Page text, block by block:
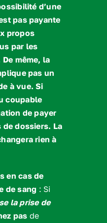
d’une
pas payante
propos
par les
même, la
pas un
à vue. Si
coupable
de payer
dossiers. La
rien à
en cas de
de sang : Si
la prise de
pas de